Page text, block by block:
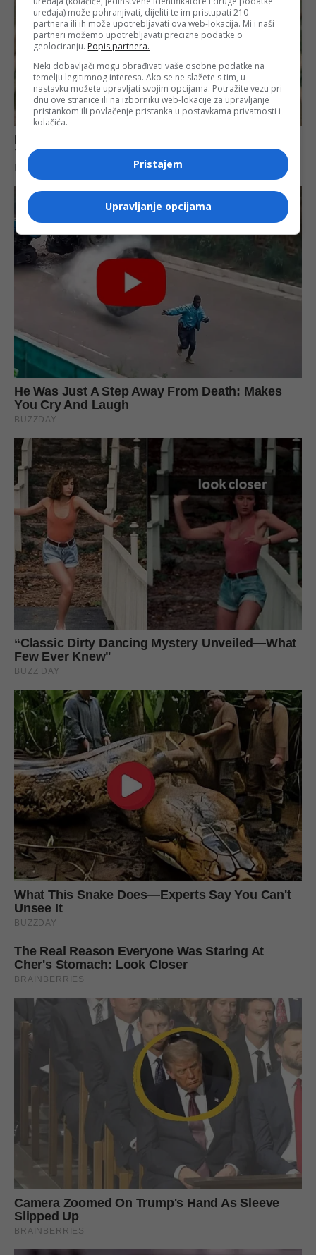
uređaja) može pohranjivati, dijeliti te im pristupati 210
partnera ili ih može upotrebljavati ova web-lokacija. Mi i naši
partneri možemo upotrebljavati precizne podatke o
geolociranju. Popis partnera.
Neki dobavljači mogu obrađivati vaše osobne podatke na
temelju legitimnog interesa. Ako se ne slažete s tim, u
nastavku možete upravljati svojim opcijama. Potražite vezu pri
dnu ove stranice ili na izborniku web-lokacije za upravljanje
pristankom ili povlačenje pristanka u postavkama privatnosti i
kolačića.
Pristajem
Upravljanje opcijama